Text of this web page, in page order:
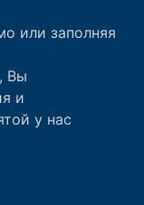
или заполняя
Вы
и
у нас